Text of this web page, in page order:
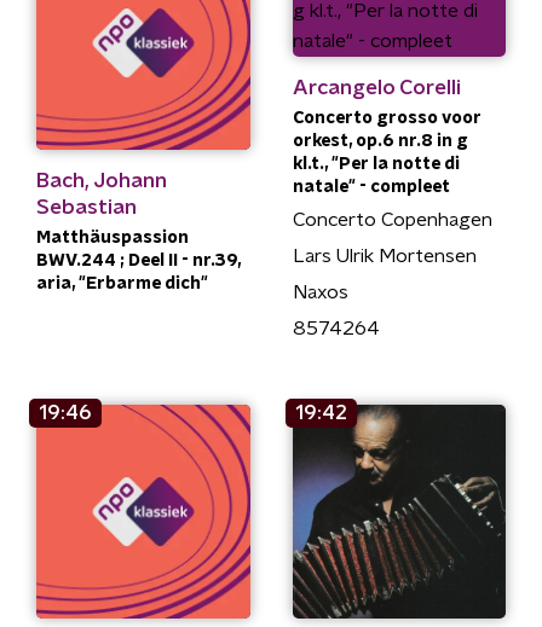
Bach, Johann
Sebastian
Matthäuspassion
BWV.244 ; Deel II - nr.39,
aria, "Erbarme dich"
Arcangelo Corelli
Concerto grosso voor
orkest, op.6 nr.8 in g
kl.t., "Per la notte di
natale" - compleet
Concerto Copenhagen
Lars Ulrik Mortensen
Naxos
8574264
19:46 19:42